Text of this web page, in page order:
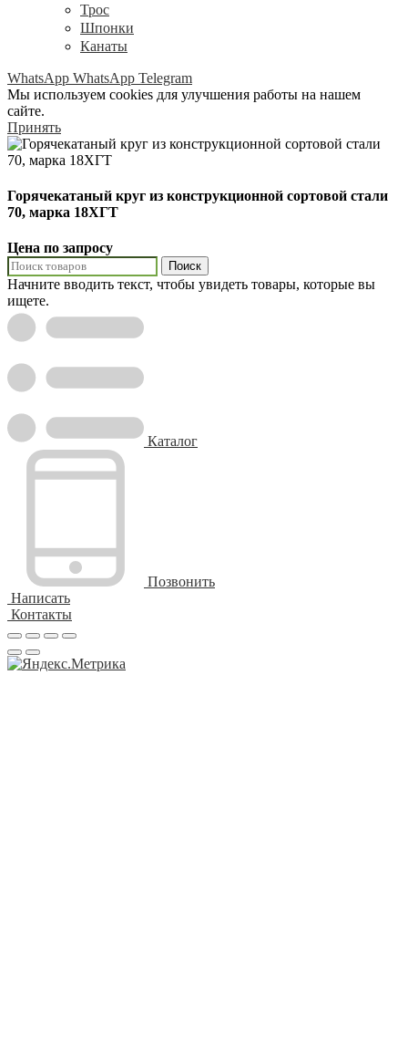
Трос
Шпонки
Канаты
WhatsApp WhatsApp Telegram
Мы используем cookies для улучшения работы на нашем
сайте.
Принять
Горячекатаный круг из конструкционной сортовой стали
70, марка 18ХГТ
Цена по запросу
Поиск
Начните вводить текст, чтобы увидеть товары, которые вы
ищете.
Каталог
Позвонить
Написать
Контакты